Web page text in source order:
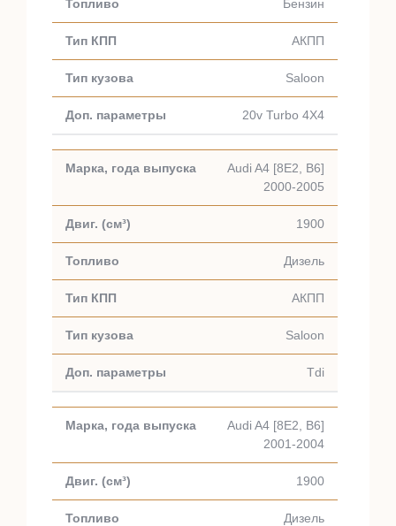
Бензин
АКПП
Saloon
20v Turbo 4X4
Audi A4 [8E2, B6]
2000-2005
1900
Дизель
АКПП
Saloon
Tdi
Audi A4 [8E2, B6]
2001-2004
1900
Дизель